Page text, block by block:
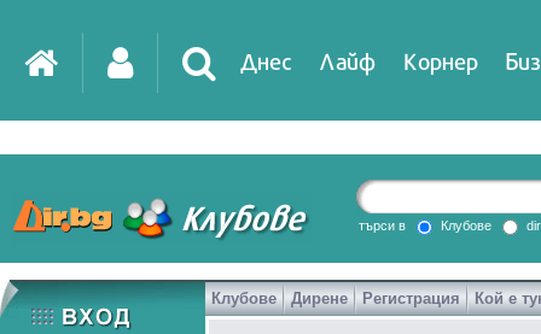
Днес Лайф Корнер
DirTV Impressio
Games
търси в Клубове
Клубове Дирене Регистрация Кой е